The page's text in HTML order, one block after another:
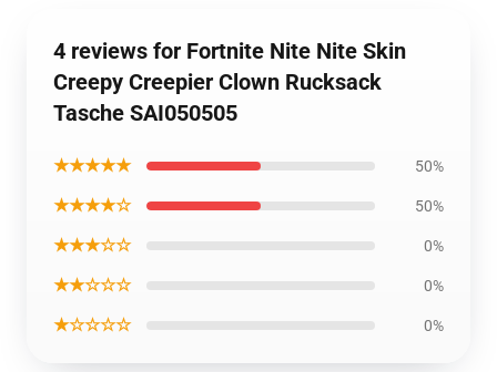
4 reviews for Fortnite Nite Nite Skin
Creepy Creepier Clown Rucksack
Tasche SAI050505
★★★★★ 50%
★★★★☆ 50%
★★★☆☆ 0%
★★☆☆☆ 0%
★☆☆☆☆ 0%